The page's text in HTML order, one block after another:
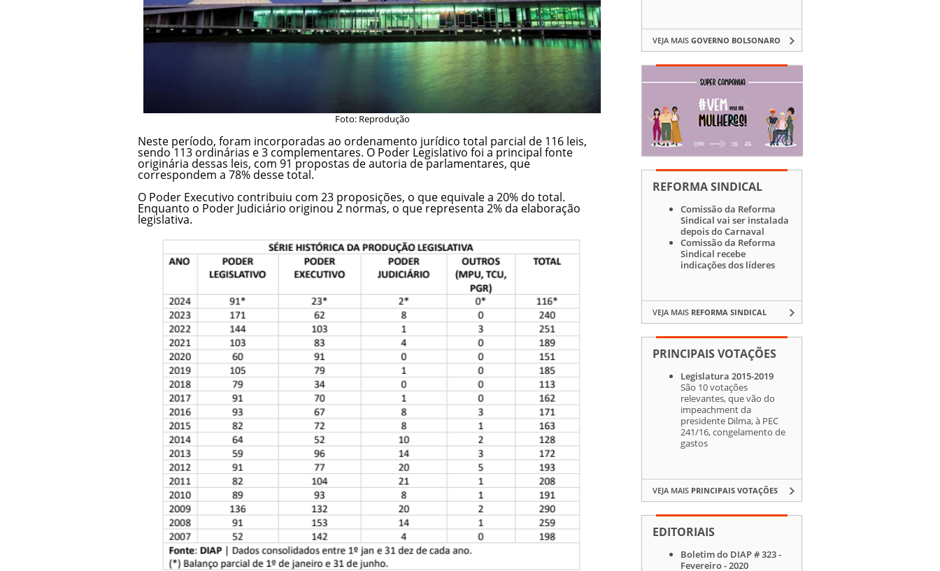
Foto: Reprodução
Neste período, foram incorporadas ao ordenamento jurídico total parcial de 116 leis,
sendo 113 ordinárias e 3 complementares. O Poder Legislativo foi a principal fonte
originária dessas leis, com 91 propostas de autoria de parlamentares, que
correspondem a 78% desse total.
O Poder Executivo contribuiu com 23 proposições, o que equivale a 20% do total.
Enquanto o Poder Judiciário originou 2 normas, o que representa 2% da elaboração
legislativa.
VEJA MAIS GOVERNO BOLSONARO
REFORMA SINDICAL
Comissão da Reforma
Sindical vai ser instalada
depois do Carnaval
Comissão da Reforma
Sindical recebe
indicações dos líderes
VEJA MAIS REFORMA SINDICAL
PRINCIPAIS VOTAÇÕES
Legislatura 2015-2019
São 10 votações
relevantes, que vão do
impeachment da
presidente Dilma, à PEC
241/16, congelamento de
gastos
VEJA MAIS PRINCIPAIS VOTAÇÕES
EDITORIAIS
Boletim do DIAP # 323 -
Fevereiro - 2020